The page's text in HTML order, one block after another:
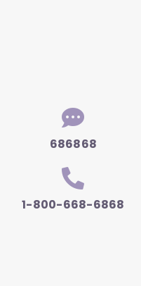
686868
1-800-668-6868